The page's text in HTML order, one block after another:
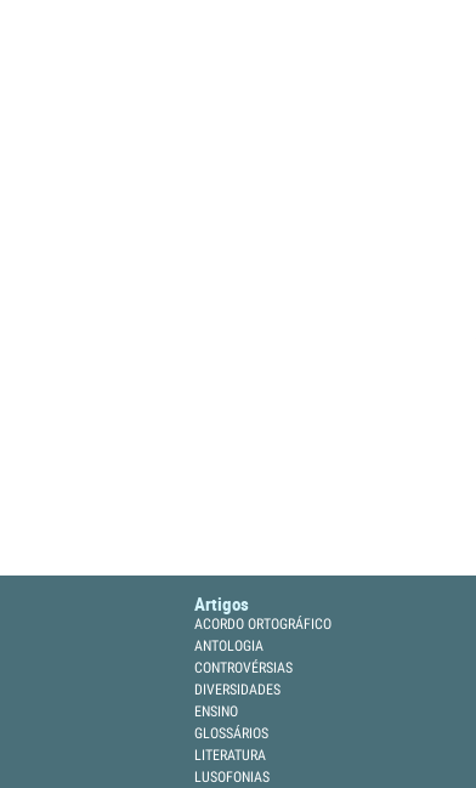
Artigos
ACORDO ORTOGRÁFICO
ANTOLOGIA
CONTROVÉRSIAS
DIVERSIDADES
ENSINO
GLOSSÁRIOS
LITERATURA
LUSOFONIAS